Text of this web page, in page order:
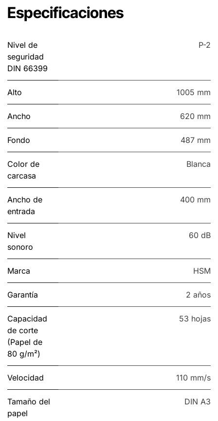
Especificaciones
Nivel de
seguridad
DIN 66399
P-2
Alto 1005 mm
Ancho 620 mm
Fondo 487 mm
Color de
carcasa
Blanca
Ancho de
entrada
400 mm
Nivel
sonoro
60 dB
Marca HSM
Garantía 2 años
Capacidad
de corte
(Papel de
80 g/m²)
53 hojas
Velocidad 110 mm/s
Tamaño del
papel
DIN A3